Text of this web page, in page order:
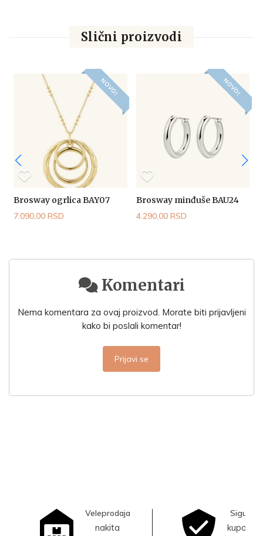
Slični proizvodi
NOVO!
Brosway ogrlica BAY07
7.090,00 RSD
NOVO!
Brosway minđuše BAU24
4.290,00 RSD
Komentari
Nema komentara za ovaj proizvod. Morate biti prijavljeni
kako bi poslali komentar!
Prijavi se
Veleprodaja
nakita
Sigurna
kupovina